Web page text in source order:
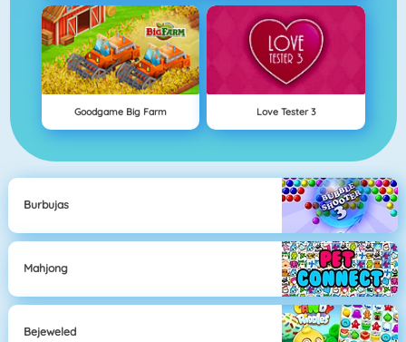
Goodgame Big Farm Love Tester 3
Burbujas
Mahjong
Bejeweled